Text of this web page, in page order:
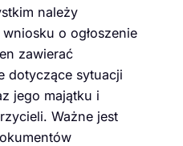
należy
o ogłoszenie
zawierać
dotyczące sytuacji
jego majątku i
Ważne jest